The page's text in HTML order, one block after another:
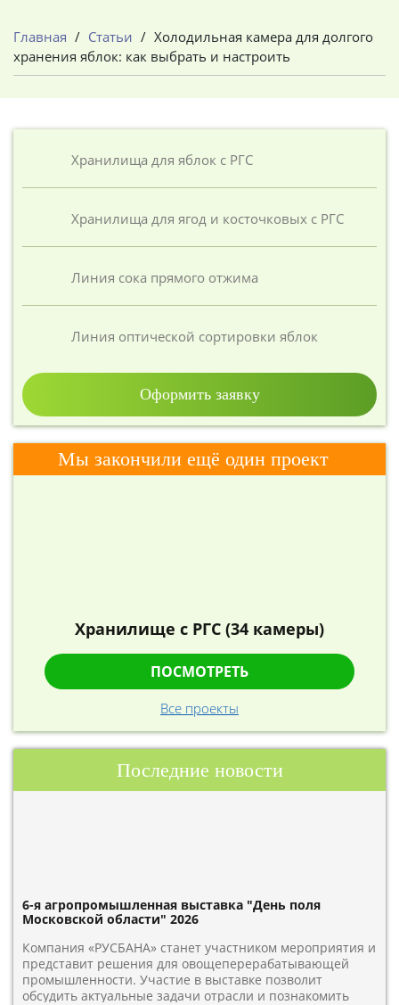
Главная / Статьи / Холодильная камера для долгого
хранения яблок: как выбрать и настроить
Хранилища для яблок с РГС
Хранилища для ягод и косточковых с РГС
Линия сока прямого отжима
Линия оптической сортировки яблок
Оформить заявку
Мы закончили ещё один проект
Хранилище с РГС (34 камеры)
ПОСМОТРЕТЬ
Все проекты
Последние новости
6-я агропромышленная выставка "День поля
Московской области" 2026
Компания «РУСБАНА» станет участником мероприятия и
представит решения для овощеперерабатывающей
промышленности. Участие в выставке позволит
обсудить актуальные задачи отрасли и познакомить